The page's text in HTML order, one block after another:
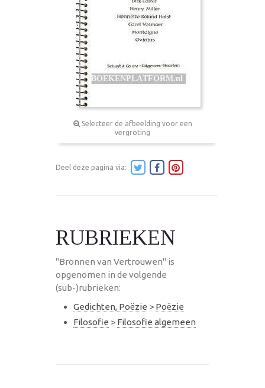
Selecteer de afbeelding voor een
vergroting
Deel deze pagina via:
RUBRIEKEN
"Bronnen van Vertrouwen" is
opgenomen in de volgende
(sub-)rubrieken:
Gedichten, Poëzie > Poëzie
Filosofie > Filosofie algemeen